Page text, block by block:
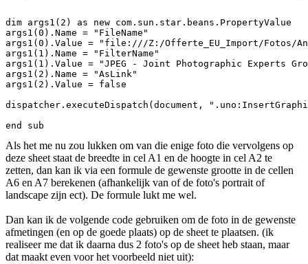
dim args1(2) as new com.sun.star.beans.PropertyValue
args1(0).Name = "FileName"
args1(0).Value = "file:///Z:/Offerte_EU_Import/Fotos/
args1(1).Name = "FilterName"
args1(1).Value = "JPEG - Joint Photographic Experts
args1(2).Name = "AsLink"
args1(2).Value = false
dispatcher.executeDispatch(document,
end sub
Als het me nu zou lukken om van die enige foto die vervolgens op
deze sheet staat de breedte in cel A1 en de hoogte in cel A2 te
zetten, dan kan ik via een formule de gewenste grootte in de cellen
A6 en A7 berekenen (afhankelijk van of de foto's portrait of
landscape zijn ect). De formule lukt me wel.
Dan kan ik de volgende code gebruiken om de foto in de gewenste
afmetingen (en op de goede plaats) op de sheet te plaatsen. (ik
realiseer me dat ik daarna dus 2 foto's op de sheet heb staan, maar
dat maakt even voor het voorbeeld niet uit):